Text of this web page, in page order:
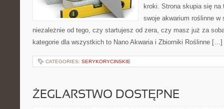
kroki. Strona skupia się na
swoje akwarium roślinne w
niezależnie od tego, czy startujesz od zera, czy masz już za
kategorie dla wszystkich to Nano Akwaria i Zbiorniki Roślinne […]
CATEGORIES: SERYKORYCINSKIE
ŻEGLARSTWO DOSTĘPNE